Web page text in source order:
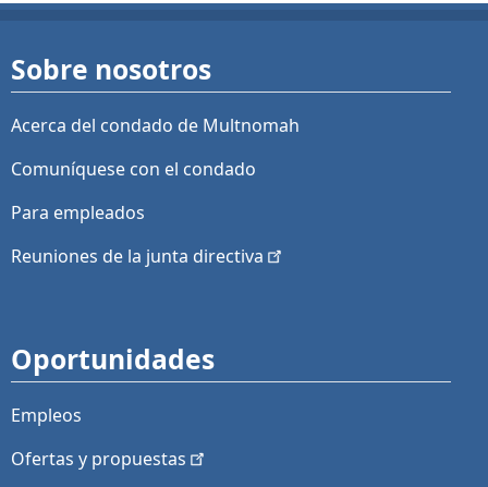
Sobre nosotros
Acerca del condado de Multnomah
Comuníquese con el condado
Para empleados
Reuniones de la junta directiva
Oportunidades
Empleos
Ofertas y propuestas